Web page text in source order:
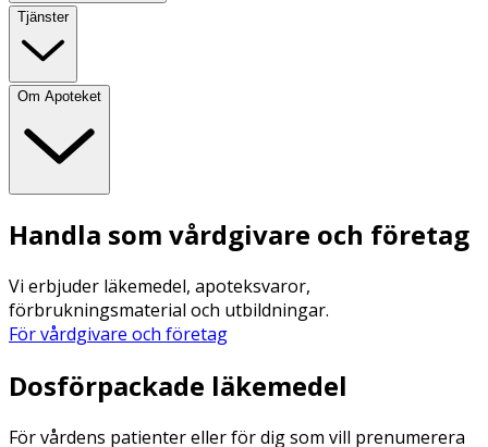
Tjänster
Om Apoteket
Handla som vårdgivare och företag
Vi erbjuder läkemedel, apoteksvaror,
förbrukningsmaterial och utbildningar.
För vårdgivare och företag
Dosförpackade läkemedel
För vårdens patienter eller för dig som vill prenumerera